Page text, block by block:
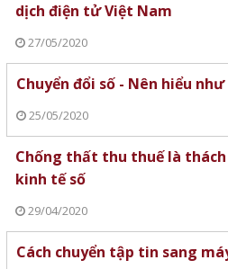
dịch điện tử Việt Nam
27/05/2020
Chuyển đổi số - Nên hiểu
25/05/2020
Chống thất thu thuế là
kinh tế số
29/04/2020
Cách chuyển tập tin sang